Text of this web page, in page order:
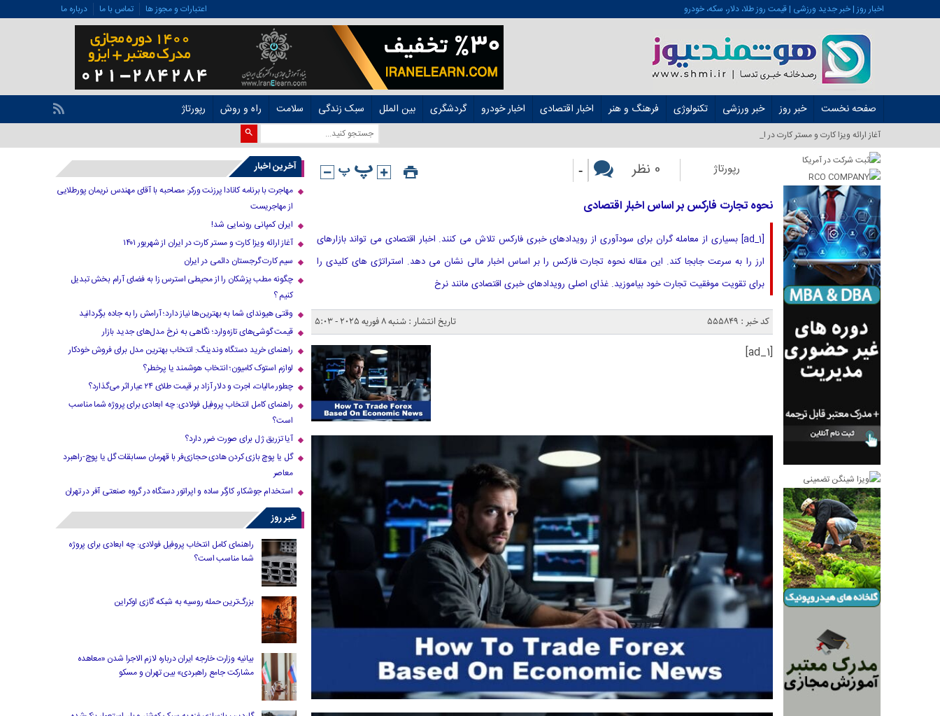
اخبار روز | خبر جدید ورزشی | قیمت روز طلا، دلار، سکه، خودرو اعتبارات و مجوز ها تماس با ما درباره ما
صفحه نخست خبر روز خبر ورزشی تکنولوژی فرهنگ و هنر اخبار اقتصادی اخبار خودرو گردشگری بین الملل سبک زندگی سلامت راه و روش رپورتاژ
آغاز ارائه ویزا کارت و مستر کارت در ایران از شهریور ۱۴۰_
رپورتاژ 0 نظر -
نحوه تجارت فارکس بر اساس اخبار اقتصادی
[ad_1] بسیاری از معامله گران برای سودآوری از رویدادهای خبری فارکس تلاش می کنند. اخبار اقتصادی می تواند بازارهای
ارز را به سرعت جابجا کند. این مقاله نحوه تجارت فارکس را بر اساس اخبار مالی نشان می دهد. استراتژی های کلیدی را
برای تقویت موفقیت تجارت خود بیاموزید. غذای اصلی رویدادهای خبری اقتصادی مانند نرخ
کد خبر : 555849 تاریخ انتشار : شنبه 8 فوریه 2025 - 5:03
[ad_1]
آخرین اخبار
مهاجرت با برنامه کانادا پرزنت ورکر: مصاحبه با آقای مهندس نریمان پورطلایی
از مهاجریست
ایران کمپانی رونمایی شد!
آغاز ارائه ویزا کارت و مستر کارت در ایران از شهریور ۱۴۰۱
سیم کارت گرجستان دائمی در ایران
چگونه مطب پزشکان را از محیطی استرس زا به فضای آرام بخش تبدیل
کنیم ؟
وقتی هیوندای شما به بهترین‌ها نیاز دارد؛ آرامش را به جاده برگردانید
قیمت گوشی‌های تازه‌وارد؛ نگاهی به نرخ مدل‌های جدید بازار
راهنمای خرید دستگاه وندینگ: انتخاب بهترین مدل برای فروش خودکار
لوازم استوک کامیون؛ انتخاب هوشمند یا پرخطر؟
چطور مالیات، اجرت و دلار آزاد بر قیمت طلای ۲۴ عیار اثر می‌گذارد؟
راهنمای کامل انتخاب پروفیل فولادی: چه ابعادی برای پروژه شما مناسب
است؟
آیا تزریق ژل برای صورت ضرر دارد​؟
گل یا پوچ بازی کردن هادی حجازی‌فر با قهرمان مسابقات گل یا پوچ-راهبرد
معاصر
استخدام جوشکار، کارگر ساده و اپراتور دستگاه در گروه صنعتی آفر در تهران
خبر روز
راهنمای کامل انتخاب پروفیل فولادی: چه ابعادی برای پروژه
شما مناسب است؟
بزرگ‌ترین حمله روسیه به شبکه گازی اوکراین
بیانیه وزارت خارجه ایران درباره لازم‌ الاجرا شدن «معاهده
مشارکت جامع راهبردی» بین تهران و مسکو